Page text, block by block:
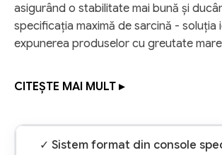
asigurând o stabilitate mai bună și
specificația maximă de sarcină - soluția
expunerea produselor cu greutate
CITEȘTE MAI MULT ▸
✓ Sistem format din console